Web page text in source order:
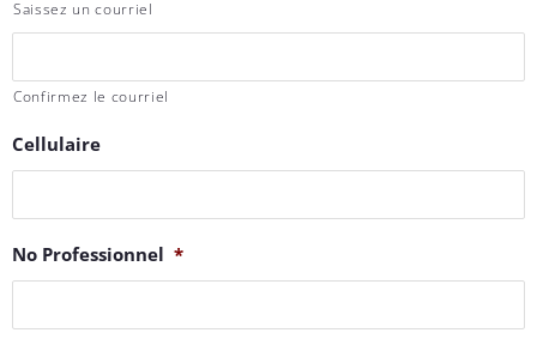
Saissez un courriel
Confirmez le courriel
Cellulaire
No Professionnel *